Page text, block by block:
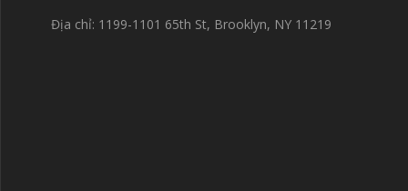
Địa chỉ: 1199-1101 65th St, Brooklyn, NY 11219